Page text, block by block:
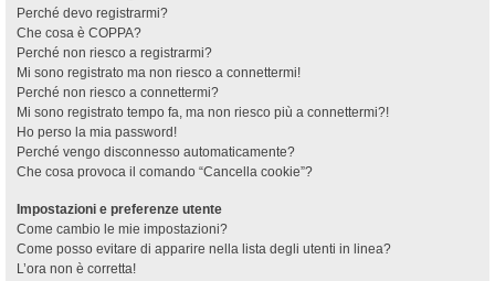
Perché devo registrarmi?
Che cosa è COPPA?
Perché non riesco a registrarmi?
Mi sono registrato ma non riesco a connettermi!
Perché non riesco a connettermi?
Mi sono registrato tempo fa, ma non riesco più a connettermi?!
Ho perso la mia password!
Perché vengo disconnesso automaticamente?
Che cosa provoca il comando “Cancella cookie”?
Impostazioni e preferenze utente
Come cambio le mie impostazioni?
Come posso evitare di apparire nella lista degli utenti in linea?
L’ora non è corretta!